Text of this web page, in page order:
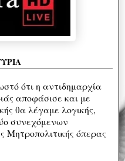
ότι η αντιδημαρχία
αποφάσισε και με
θα λέγαμε λογικής,
συνεχόμενων
όπερας